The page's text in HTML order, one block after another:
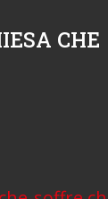
CHE